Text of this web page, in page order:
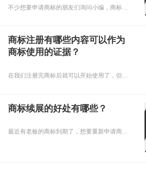
商标注册有哪些内容可以作为
商标使用的证据？
在我们注册完商标后就可以开始使用了，但是在使用期间我们应该留意一下商标的使用证据，那么问题来了，商标注册有哪些内容可以作为商标使用的证据呢，下面乾通办小编就来给大家讲讲吧。
商标续展的好处有哪些？
最近有老板的商标到期了，想要重新申请商标，小编就想老板建议办理续展，那么商标续展的好处有哪些呢，下面乾通办小编给大家讲讲吧。